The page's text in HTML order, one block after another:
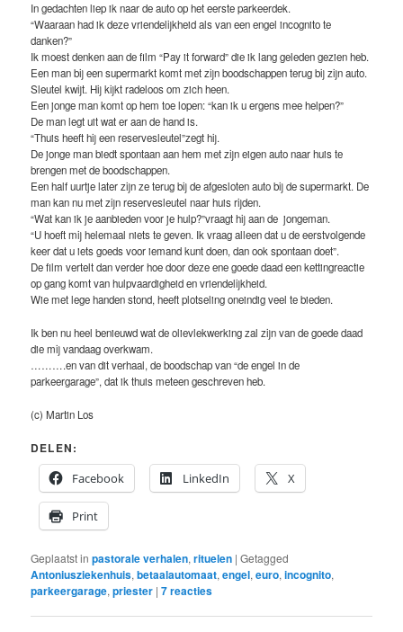
In gedachten liep ik naar de auto op het eerste parkeerdek.
“Waaraan had ik deze vriendelijkheid als van een engel incognito te
danken?”
Ik moest denken aan de film “Pay it forward” die ik lang geleden gezien heb.
Een man bij een supermarkt komt met zijn boodschappen terug bij zijn auto.
Sleutel kwijt. Hij kijkt radeloos om zich heen.
Een jonge man komt op hem toe lopen: “kan ik u ergens mee helpen?”
De man legt uit wat er aan de hand is.
“Thuis heeft hij een reservesleutel”zegt hij.
De jonge man biedt spontaan aan hem met zijn eigen auto naar huis te
brengen met de boodschappen.
Een half uurtje later zijn ze terug bij de afgesloten auto bij de supermarkt. De
man kan nu met zijn reservesleutel naar huis rijden.
“Wat kan ik je aanbieden voor je hulp?”vraagt hij aan de jongeman.
“U hoeft mij helemaal niets te geven. Ik vraag alleen dat u de eerstvolgende
keer dat u iets goeds voor iemand kunt doen, dan ook spontaan doet”.
De film vertelt dan verder hoe door deze ene goede daad een kettingreactie
op gang komt van hulpvaardigheid en vriendelijkheid.
Wie met lege handen stond, heeft plotseling oneindig veel te bieden.
Ik ben nu heel benieuwd wat de olievlekwerking zal zijn van de goede daad
die mij vandaag overkwam.
……….en van dit verhaal, de boodschap van “de engel in de
parkeergarage”, dat ik thuis meteen geschreven heb.
(c) Martin Los
DELEN:
Facebook
LinkedIn X
Print
Geplaatst in pastorale verhalen,rituelen |Getagged
Antoniusziekenhuis,betaalautomaat,engel,euro,incognito,
parkeergarage,priester |7reacties